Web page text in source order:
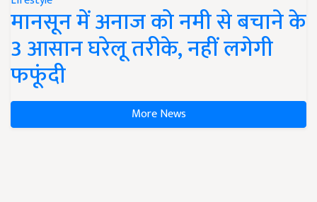
मानसून में अनाज को नमी से बचाने के
3 आसान घरेलू तरीके, नहीं लगेगी
फफूंदी
More News